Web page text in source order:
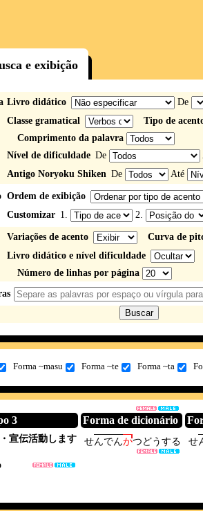
e exibição
Livro didático
De
Classe gramatical
Tipo de
Comprimento da palavra
Nível de dificuldade De
Antigo Noryoku Shiken De Até
Ordem de exibição
Customizar 1. 2.
Variações de acento
Curva de
Livro didático e nível dificuldade
Número de linhas por página
Forma ~masu Forma ~te Forma ~ta
3 Forma de dicionário
宣伝活動します せんでんかつどうする せ